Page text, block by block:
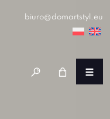
biuro@domartstyl.eu